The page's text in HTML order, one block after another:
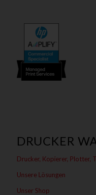
DRUCKER
Drucker, Kopierer, Plotter,
Unsere Lösungen
Unser Shop